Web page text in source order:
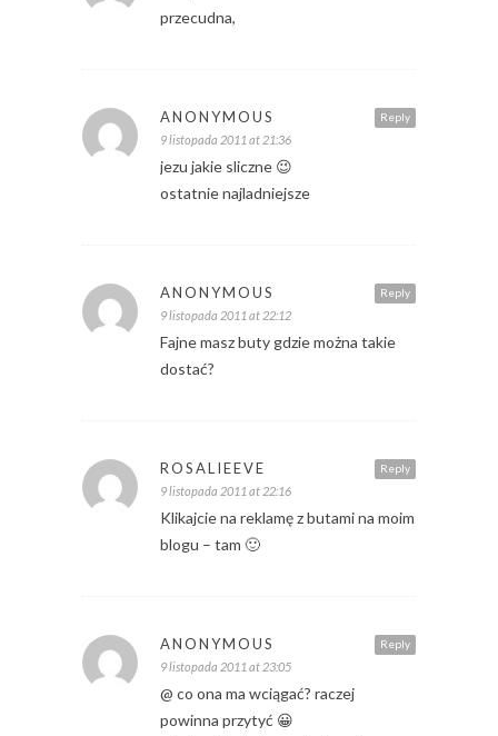
przecudna,
Reply
ANONYMOUS
9 listopada 2011 at 21:36
jezu jakie sliczne 😉
ostatnie najladniejsze
Reply
ANONYMOUS
9 listopada 2011 at 22:12
Fajne masz buty gdzie można takie
dostać?
Reply
ROSALIEEVE
9 listopada 2011 at 22:16
Klikajcie na reklamę z butami na moim
blogu – tam 🙂
Reply
ANONYMOUS
9 listopada 2011 at 23:05
@ co ona ma wciągać? raczej
powinna przytyć 😀